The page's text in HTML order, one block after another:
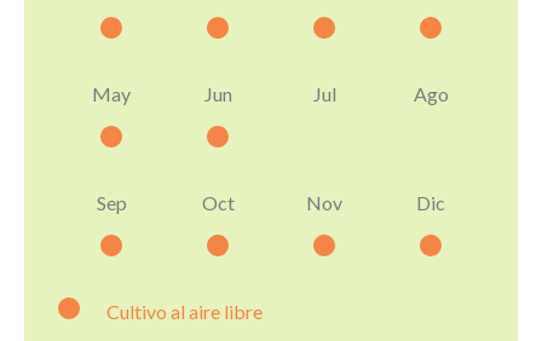
May Jun Jul Ago
Sep Oct Nov Dic
Cultivo al aire libre